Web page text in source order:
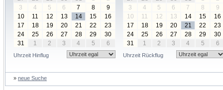
3
4 5 6 7 8
9
10
11 12 13 14 15
16
17
18 19 20 21 22
23
24
25 26 27 28 29
30
31
1 2 3 4 5 6
Uhrzeit Hinflug
3
4 5 6 7 8
9
10
11 12 13 14 15
16
17
18 19 20 21 22
23
24
25 26 27 28 29
30
31
1 2 3 4 5 6
Uhrzeit Rückflug
» neue Suche